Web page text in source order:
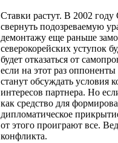
Ставки растут. В 2002
свернуть подозреваемую
демонтажу еще раньше
северокорейских уступок
будет отказаться от
если на этот раз
станут обсуждать условия
интересов партнера. Но
как средство для
дипломатическое
от этого проиграют все.
конфликта.